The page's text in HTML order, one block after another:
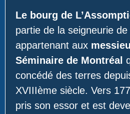
Le bourg de
partie de la seigneurie
appartenant aux
Séminaire de Montréal
concédé des terres
XVIIIème siècle. Vers
pris son essor et est